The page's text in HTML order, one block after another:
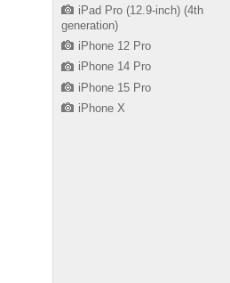
iPad Pro (12.9-inch) (4th
generation)
iPhone 12 Pro
iPhone 14 Pro
iPhone 15 Pro
iPhone X